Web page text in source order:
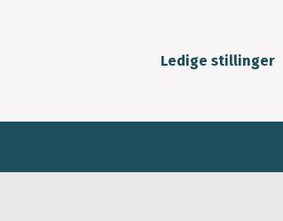
Ledige stillinger